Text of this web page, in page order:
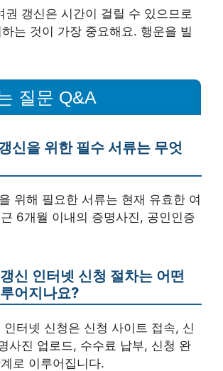
권 갱신은 시간이 걸릴 수 있으므로
는 것이 가장 중요해요. 행운을 빌
질문 Q&A
신을 위한 필수 서류는 무엇
위해 필요한 서류는 현재 유효한 여
6개월 이내의 증명사진, 공인인증
신 인터넷 신청 절차는 어떤
어지나요?
터넷 신청은 신청 사이트 접속, 신
사진 업로드, 수수료 납부, 신청 완
로 이루어집니다.